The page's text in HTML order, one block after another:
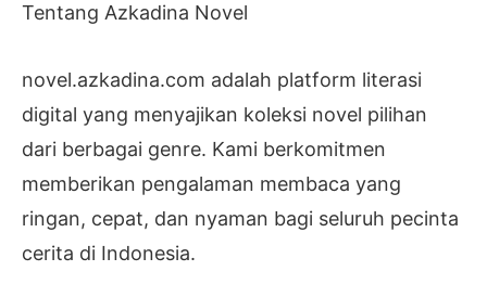
Tentang Azkadina Novel
novel.azkadina.com adalah platform literasi
digital yang menyajikan koleksi novel pilihan
dari berbagai genre. Kami berkomitmen
memberikan pengalaman membaca yang
ringan, cepat, dan nyaman bagi seluruh pecinta
cerita di Indonesia.